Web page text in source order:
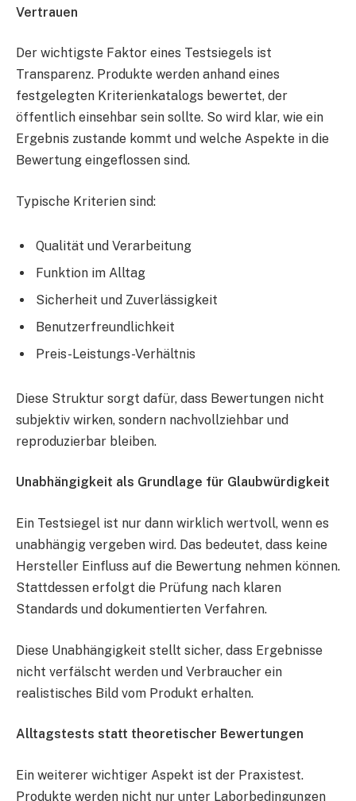
Vertrauen
Der wichtigste Faktor eines Testsiegels ist
Transparenz. Produkte werden anhand eines
festgelegten Kriterienkatalogs bewertet, der
öffentlich einsehbar sein sollte. So wird klar, wie ein
Ergebnis zustande kommt und welche Aspekte in die
Bewertung eingeflossen sind.
Typische Kriterien sind:
Qualität und Verarbeitung
Funktion im Alltag
Sicherheit und Zuverlässigkeit
Benutzerfreundlichkeit
Preis-Leistungs-Verhältnis
Diese Struktur sorgt dafür, dass Bewertungen nicht
subjektiv wirken, sondern nachvollziehbar und
reproduzierbar bleiben.
Unabhängigkeit als Grundlage für Glaubwürdigkeit
Ein Testsiegel ist nur dann wirklich wertvoll, wenn es
unabhängig vergeben wird. Das bedeutet, dass keine
Hersteller Einfluss auf die Bewertung nehmen können.
Stattdessen erfolgt die Prüfung nach klaren
Standards und dokumentierten Verfahren.
Diese Unabhängigkeit stellt sicher, dass Ergebnisse
nicht verfälscht werden und Verbraucher ein
realistisches Bild vom Produkt erhalten.
Alltagstests statt theoretischer Bewertungen
Ein weiterer wichtiger Aspekt ist der Praxistest.
Produkte werden nicht nur unter Laborbedingungen